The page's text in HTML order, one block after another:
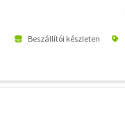
Beszállítói készleten